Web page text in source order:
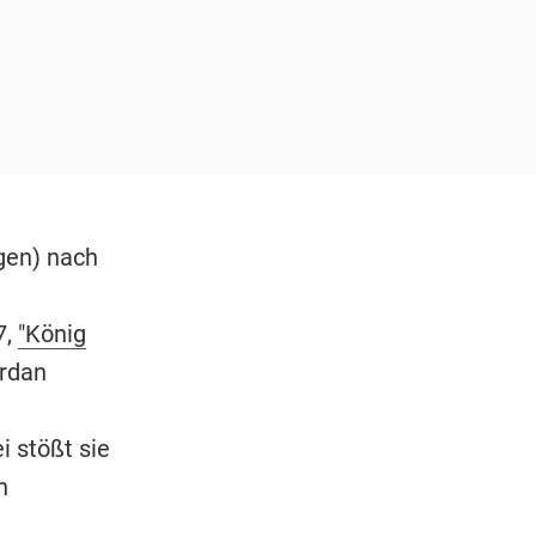
nach
"König
stößt sie